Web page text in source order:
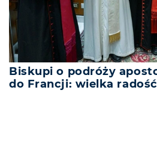
Biskupi o podróży
do Francji: wielka radość